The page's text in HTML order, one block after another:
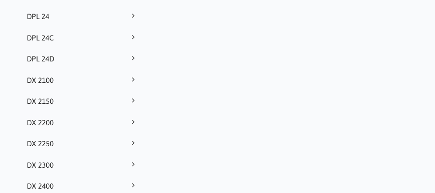
DPL 24
DPL 24C
DPL 24D
DX 2100
DX 2150
DX 2200
DX 2250
DX 2300
DX 2400